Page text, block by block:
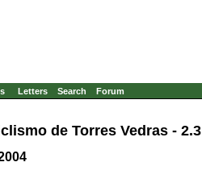
Letters Search Forum
de Torres Vedras - 2.3